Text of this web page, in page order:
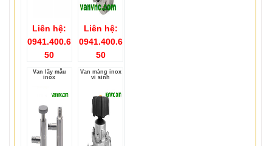
Liên hệ:
0941.400.6
50
Liên hệ:
0941.400.6
50
Van lấy mẫu
inox
Van màng inox
vi sinh